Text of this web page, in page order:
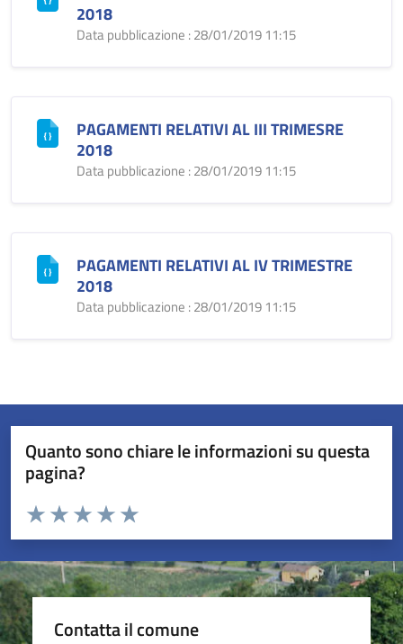
2018
Data pubblicazione : 28/01/2019 11:15
PAGAMENTI RELATIVI AL III TRIMESRE
2018
Data pubblicazione : 28/01/2019 11:15
PAGAMENTI RELATIVI AL IV TRIMESTRE
2018
Data pubblicazione : 28/01/2019 11:15
Quanto sono chiare le informazioni su questa
pagina?
Valuta da 1 a 5 stelle la pagina
Valuta 5 stelle su 5
Valuta 4 stelle su 5
Valuta 3 stelle su 5
Valuta 2 stelle su 5
Valuta 1 stelle su 5
Contatta il comune